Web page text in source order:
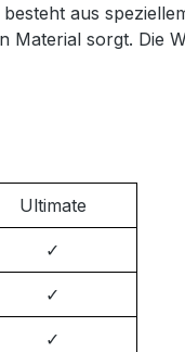
aus
sorgt. Die
Ultimate
✓
✓
✓